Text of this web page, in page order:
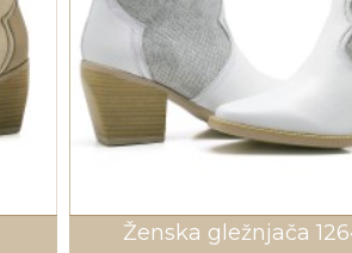
Ženska gležnjača